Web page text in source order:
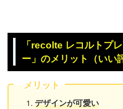
「recolte レコルトプ
ー」のメリット（いい
メリット
デザインが可愛い